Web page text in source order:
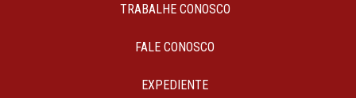
TRABALHE CONOSCO
FALE CONOSCO
EXPEDIENTE